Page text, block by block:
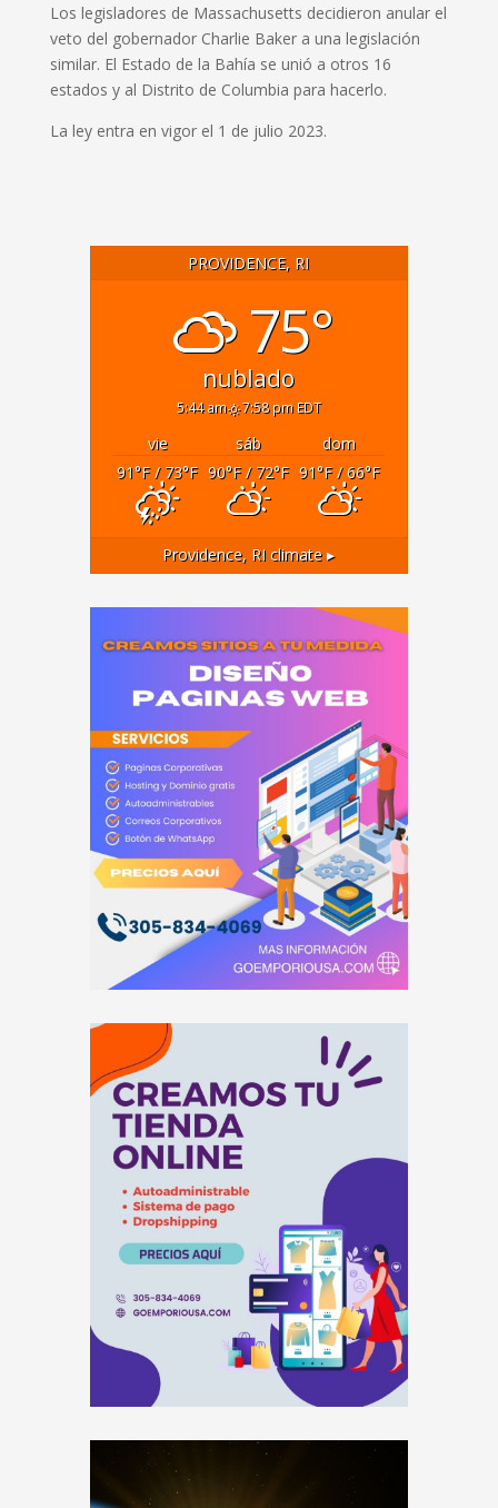
Los legisladores de Massachusetts decidieron anular el
veto del gobernador Charlie Baker a una legislación
similar. El Estado de la Bahía se unió a otros 16
estados y al Distrito de Columbia para hacerlo.
La ley entra en vigor el 1 de julio 2023.
PROVIDENCE, RI
75°
nublado
5:44 am 7:58 pm EDT
vie sáb
dom
91°F/ 73°F 90°F/ 72°F 91°F/ 66°F
Providence, RI climate ▸